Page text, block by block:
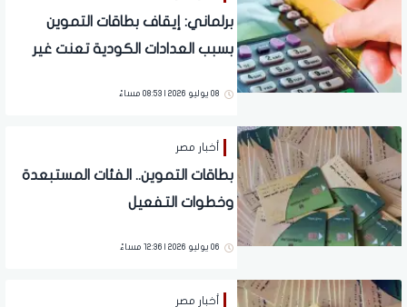
برلماني: إيقاف بطاقات التموين
بسبب العدادات الكودية تعنت غير
08 يوليو 2026 | 08:53 مساءً
أخبار مصر
بطاقات التموين.. الفئات المستبعدة
وخطوات التفعيل
06 يوليو 2026 | 12:36 مساءً
أخبار مصر